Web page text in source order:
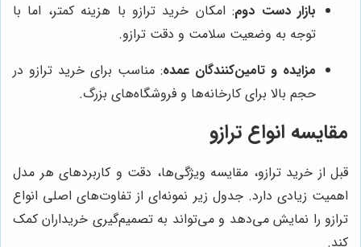
بازار دست دوم: امکان خرید ترازو با هزینه کمتر، اما با
توجه به وضعیت سلامت و دقت ترازو.
مزایده و تامین‌کنندگان عمده: مناسب برای خرید ترازو در
حجم بالا برای کارخانه‌ها و فروشگاه‌های بزرگ.
مقایسه انواع ترازو
قبل از خرید ترازو، مقایسه ویژگی‌ها، دقت و کاربردهای هر مدل
اهمیت زیادی دارد. جدول زیر نمونه‌ای از تفاوت‌های اصلی انواع
ترازو را نمایش می‌دهد و می‌تواند به تصمیم‌گیری خریداران کمک
کند.